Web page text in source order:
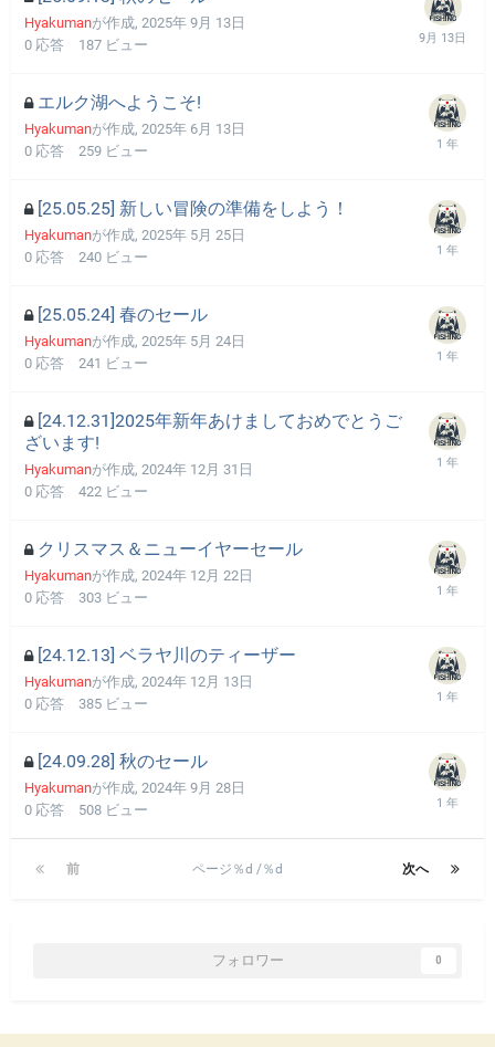
Hyakumanが作成, 2025年 9月 13日
0 応答 187 ビュー
エルク湖へようこそ!
Hyakumanが作成, 2025年 6月 13日
0 応答 259 ビュー
[25.05.25] 新しい冒険の準備をしよう！
Hyakumanが作成, 2025年 5月 25日
0 応答 240 ビュー
[25.05.24] 春のセール
Hyakumanが作成, 2025年 5月 24日
0 応答 241 ビュー
[24.12.31]2025年新年あけましておめでとうご
ざいます!
Hyakumanが作成, 2024年 12月 31日
0 応答 422 ビュー
クリスマス＆ニューイヤーセール
Hyakumanが作成, 2024年 12月 22日
0 応答 303 ビュー
[24.12.13] ベラヤ川のティーザー
Hyakumanが作成, 2024年 12月 13日
0 応答 385 ビュー
[24.09.28] 秋のセール
Hyakumanが作成, 2024年 9月 28日
0 応答 508 ビュー
前 次へ
ページ％d /％d
フォロワー 0